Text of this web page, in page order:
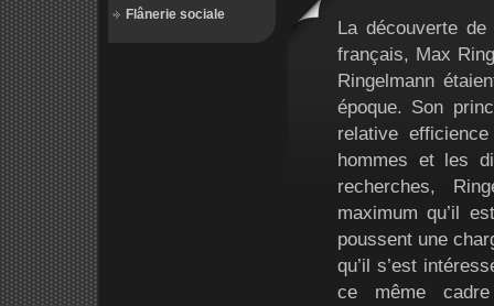
Flânerie sociale
La découverte
français, Max
Ringelmann
époque. Son
relative
hommes et les
recherches,
maximum qu’il
poussent une
qu’il s’est
ce même cadre